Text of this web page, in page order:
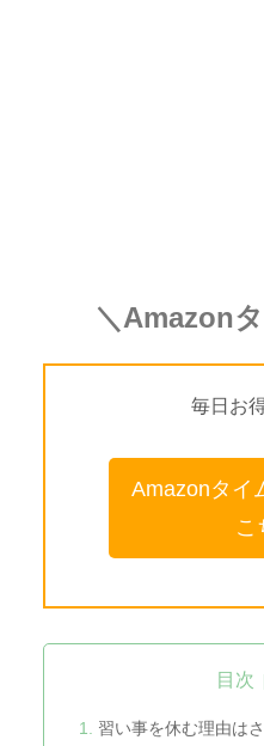
＼Amazon
毎日お
Amazonタイ
こ
目次
習い事を休む理由は